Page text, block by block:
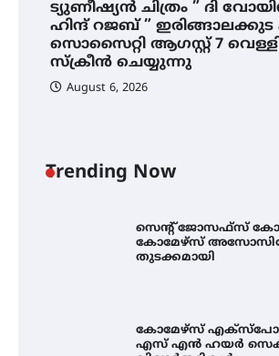
ട്യുണീഷ്യൻ ചിത്രം ” ദി
ഹിന്ദ് റജബ് ” ഇരിങ്ങാലക്കുട
സൊസൈറ്റി ആഗസ്റ്റ് 7
സ്‌ക്രീൻ ചെയ്യുന്നു
August 6, 2026
Trending Now
ഡോക്ടറേറ്റ് –
സ്വദേശി ആതിര എം
നേട്ടം
ട്യുണീഷ്യൻ ചിത്രം ”
കോമേഴ്‌സ്
തുടക്കമായി
എസ് എൻ ഹയർ
വിദ്യാർത്ഥികൾ